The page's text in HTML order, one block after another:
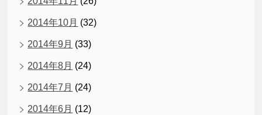
2014年10月 (32)
2014年9月 (33)
2014年8月 (24)
2014年7月 (24)
2014年6月 (12)